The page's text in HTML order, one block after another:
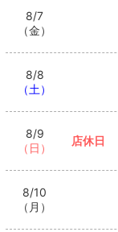
8/7
（金）
8/8
（土）
8/9
（日）
店休日
8/10
（月）